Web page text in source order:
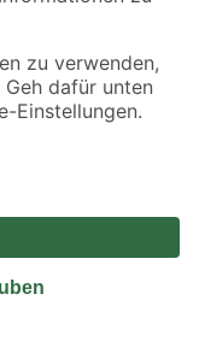
Angebote sind unter
Verfügbarkeiten beziehen
mit Speditionsversand, hier
widerrufen